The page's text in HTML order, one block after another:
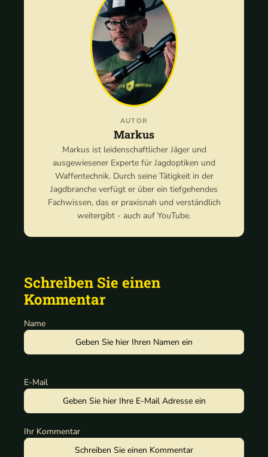
AUTOR
Markus
Markus ist leidenschaftlicher Jäger und
ausgewiesener Experte für Jagdoptiken und
Waffentechnik. Durch seine Tätigkeit in der
Jagdbranche verfügt er über ein tiefgehendes
Fachwissen, das er praxisnah und verständlich
weitergibt - auch auf YouTube.
Schreiben Sie einen
Kommentar
Name
E-Mail
Ihr Kommentar